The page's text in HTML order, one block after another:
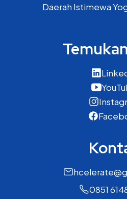
Daerah Istimewa
0851